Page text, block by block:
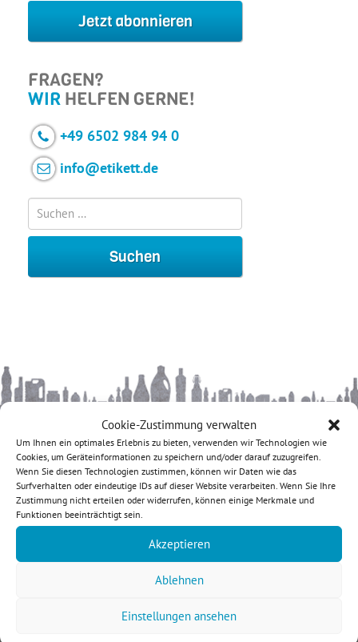
Cookie-Zustimmung verwalten
Um Ihnen ein optimales Erlebnis zu bieten, verwenden wir Technologien wie
Cookies, um Geräteinformationen zu speichern und/oder darauf zuzugreifen.
Wenn Sie diesen Technologien zustimmen, können wir Daten wie das
Surfverhalten oder eindeutige IDs auf dieser Website verarbeiten. Wenn Sie Ihre
Zustimmung nicht erteilen oder widerrufen, können einige Merkmale und
Funktionen beeinträchtigt sein.
Akzeptieren
Ablehnen
Einstellungen ansehen
Jetzt abonnieren
FRAGEN?
WIR HELFEN GERNE!
+49 6502 984 94 0
info@etikett.de
etikett.de
Europa-Allee 21
54343 Föhren
Deutschland